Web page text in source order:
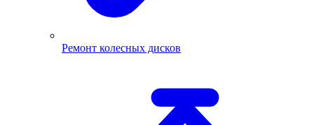
Ремонт колесных дисков